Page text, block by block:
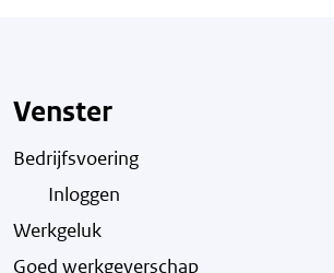
Venster
Bedrijfsvoering
Inloggen
Werkgeluk
Goed werkgeverschap